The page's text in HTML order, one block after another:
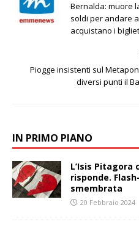
Bernalda: muore
soldi per andare
acquistano i
Piogge insistenti sul
diversi punti il
IN PRIMO PIANO
L’Isis Pitagora
risponde.
smembrata
20 Febbraio 2024